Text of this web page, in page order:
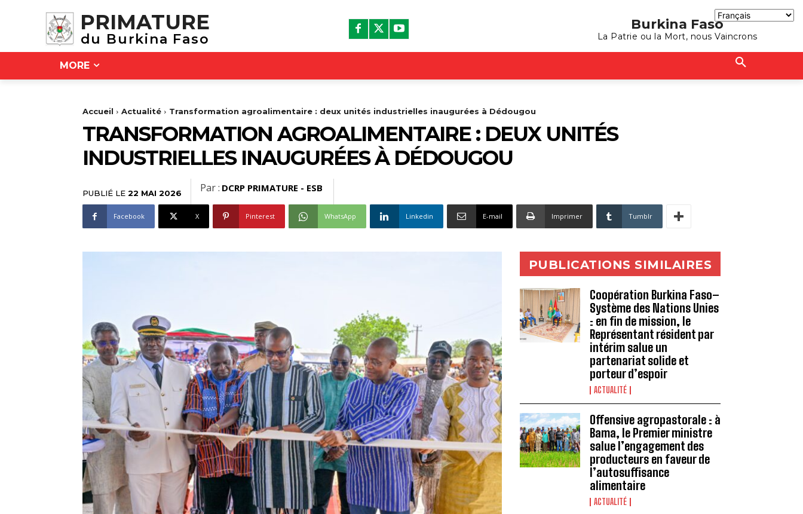
PRIMATURE
du Burkina Faso
Burkina Faso
La Patrie ou la Mort, nous Vaincrons
MORE
Accueil Actualité ‎Transformation agroalimentaire : deux unités industrielles inaugurées à Dédougou
‎TRANSFORMATION AGROALIMENTAIRE : DEUX UNITÉS
INDUSTRIELLES INAUGURÉES À DÉDOUGOU
PUBLIÉ LE 22 MAI 2026 Par : DCRP PRIMATURE - ESB
Facebook X Pinterest WhatsApp Linkedin E-mail Imprimer Tumblr
PUBLICATIONS SIMILAIRES
Coopération Burkina Faso–
Système des Nations Unies
: en fin de mission, le
Représentant résident par
intérim salue un
partenariat solide et
porteur d’espoir
ACTUALITÉ
Offensive agropastorale : à
Bama, le Premier ministre
salue l’engagement des
producteurs en faveur de
l’autosuffisance
alimentaire
ACTUALITÉ